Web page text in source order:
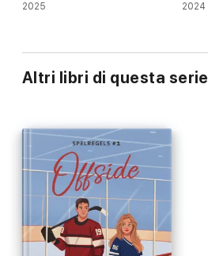
2025 2024
Altri libri di questa serie